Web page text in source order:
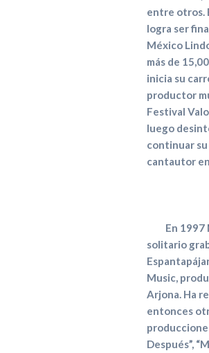
entre otros.
logra ser
México
más de
inicia su
productor
Festival
luego
continuar
cantautor
En 1997
solitario
Music,
Arjona. Ha
entonces
Después”,